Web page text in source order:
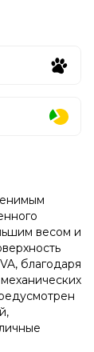
весом и
благодаря